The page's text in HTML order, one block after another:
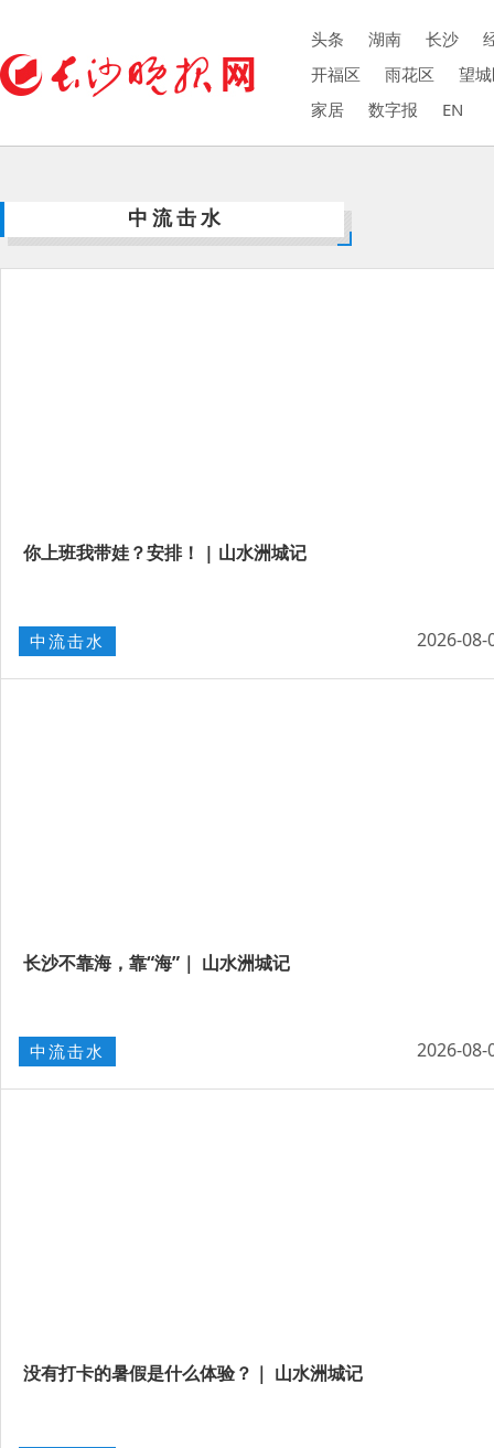
头条 湖南 长沙
开福区
雨花区
望
家居
数字报 EN
中流击水
你上班我带娃？安排！ | 山水洲城记
中流击水 2026-08-
长沙不靠海，靠“海”｜ 山水洲城记
中流击水 2026-08-
没有打卡的暑假是什么体验？｜ 山水洲城记